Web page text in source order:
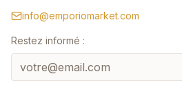
info@emporiomarket.com
Restez informé :